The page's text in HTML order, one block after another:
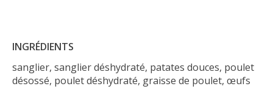
INGRÉDIENTS
sanglier, sanglier déshydraté, patates douces, poulet
désossé, poulet déshydraté, graisse de poulet, œufs